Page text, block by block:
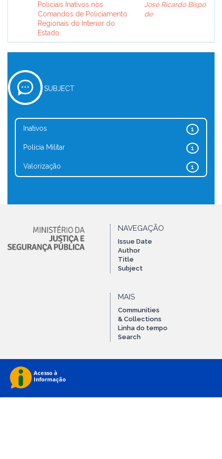
Policiais Inativos nos
Comandos de Policiamento
Regionais do Interior do
Estado
José Ricardo Bispo
de
SUBJECT
1
Inativos
1
Polícia Militar
1
Valorização
NAVEGAÇÃO
Issue Date
Author
Title
Subject
MAIS
Communities
& Collections
Linha do tempo
Search